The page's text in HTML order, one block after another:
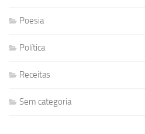
Poesia
Política
Receitas
Sem categoria